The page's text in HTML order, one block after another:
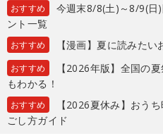
おすすめ
今週末8/8(土)～8/9(日
ント一覧
おすすめ 【漫画】夏に読みた
おすすめ
【2026年版】全国の
もわかる！
おすすめ
【2026夏休み】おう
ごし方ガイド